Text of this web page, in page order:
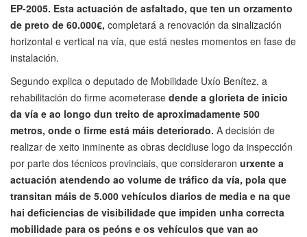
EP-2005. Esta actuación de asfaltado, que ten un orzamento
de preto de 60.000€, completará a renovación da sinalización
horizontal e vertical na vía, que está nestes momentos en fase de
instalación.
Segundo explica o deputado de Mobilidade Uxío Benítez, a
rehabilitación do firme acometerase dende a glorieta de inicio
da vía e ao longo dun treito de aproximadamente 500
metros, onde o firme está máis deteriorado. A decisión de
realizar de xeito inminente as obras decidiuse logo da inspección
por parte dos técnicos provinciais, que consideraron urxente a
actuación atendendo ao volume de tráfico da vía, pola que
transitan máis de 5.000 vehículos diarios de media e na que
hai deficiencias de visibilidade que impiden unha correcta
mobilidade para os peóns e os vehículos que van ao